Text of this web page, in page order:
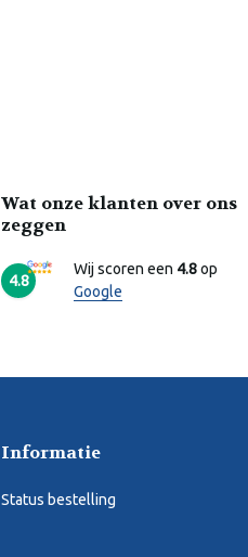
Wat onze klanten over ons
zeggen
4.8
Wij scoren een 4.8op
Google
Informatie
Status bestelling